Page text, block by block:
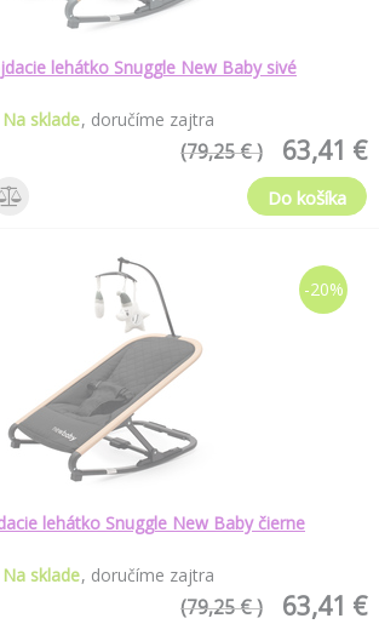
lehátko Snuggle New Baby sivé
Na sklade doručíme zajtra
63,41 €
(79,25 € )
Do košíka
-20%
lehátko Snuggle New Baby čierne
Na sklade doručíme zajtra
63,41 €
(79,25 € )